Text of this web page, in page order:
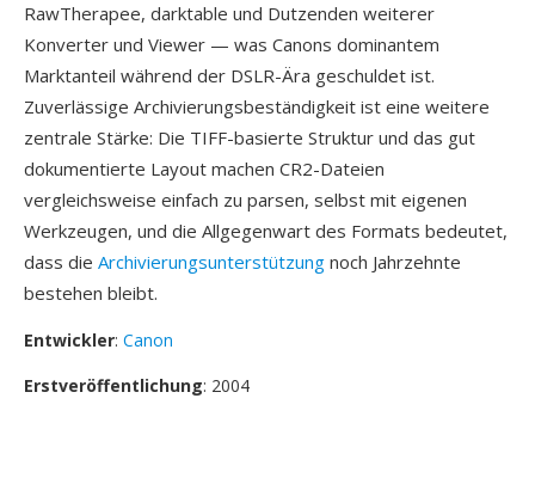
RawTherapee, darktable und Dutzenden weiterer
Konverter und Viewer — was Canons dominantem
Marktanteil während der DSLR-Ära geschuldet ist.
Zuverlässige Archivierungsbeständigkeit ist eine weitere
zentrale Stärke: Die TIFF-basierte Struktur und das gut
dokumentierte Layout machen CR2-Dateien
vergleichsweise einfach zu parsen, selbst mit eigenen
Werkzeugen, und die Allgegenwart des Formats bedeutet,
dass die Archivierungsunterstützung noch Jahrzehnte
bestehen bleibt.
Entwickler: Canon
Erstveröffentlichung: 2004